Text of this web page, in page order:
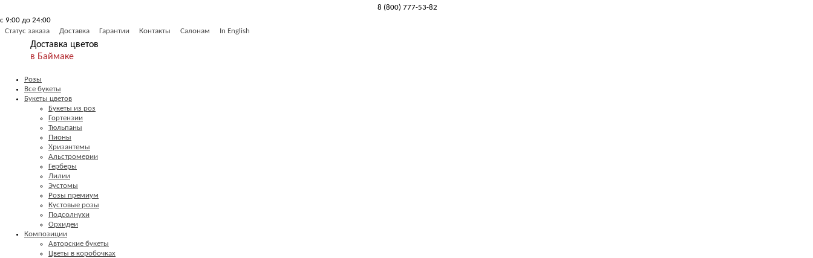
8 (800) 777-53-82
с 9:00 до 24:00
Статус заказа
Доставка Гарантии Контакты Салонам In English
Доставка цветов
в Баймаке
Розы
Все букеты
Букеты цветов
Букеты из роз
Гортензии
Тюльпаны
Пионы
Хризантемы
Альстромерии
Герберы
Лилии
Эустомы
Розы премиум
Кустовые розы
Подсолнухи
Орхидеи
Композиции
Авторские букеты
Цветы в коробочках